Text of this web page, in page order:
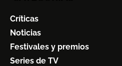
Críticas
Noticias
Festivales y premios
Series de TV